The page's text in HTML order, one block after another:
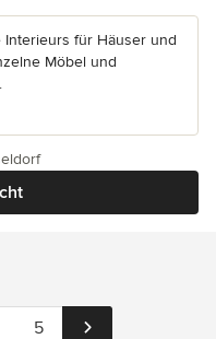
für Häuser und
Möbel und
5